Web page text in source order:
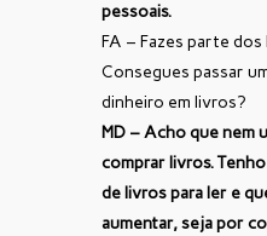
pessoais.
FA – Fazes parte
Consegues passar
dinheiro em livros?
MD – Acho que nem
comprar livros.
de livros para ler e
aumentar, seja por